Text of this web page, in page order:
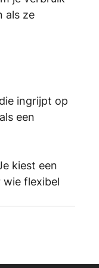
als ze
ingrijpt op
een
kiest een
wie flexibel